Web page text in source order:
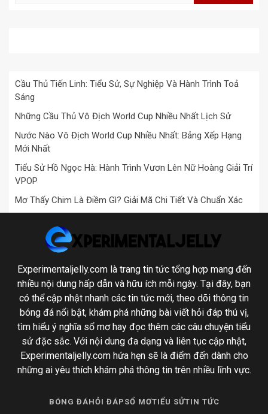
Cầu Thủ Tiến Linh: Tiểu Sử, Sự Nghiệp Và Hành Trình Toả
Sáng
Những Cầu Thủ Vô Địch World Cup Nhiều Nhất Lịch Sử
Nước Nào Vô Địch World Cup Nhiều Nhất: Bảng Xếp Hạng
Mới Nhất
Tiểu Sử Hồ Ngọc Hà: Hành Trình Vươn Lên Nữ Hoàng Giải Trí
VPOP
Mơ Thấy Chim Là Điềm Gì? Giải Mã Chi Tiết Và Chuẩn Xác
Experimentaljelly.com là trang tin tức tổng hợp mang đến
nhiều nội dung hấp dẫn và hữu ích mỗi ngày. Tại đây, bạn
có thể cập nhật nhanh các tin tức mới, theo dõi thông tin
bóng đá nổi bật, khám phá những bài viết hỏi đáp thú vị,
tìm hiểu ý nghĩa sổ mơ hay đọc thêm các câu chuyện tiểu
sử đặc sắc. Với nội dung đa dạng và liên tục cập nhật,
Experimentaljelly.com hứa hẹn sẽ là điểm đến dành cho
những ai yêu thích khám phá thông tin trên nhiều lĩnh vực.
BÓNG ĐÁHỎI ĐÁP SỔ MƠTIỂU SỬTIN TỨC